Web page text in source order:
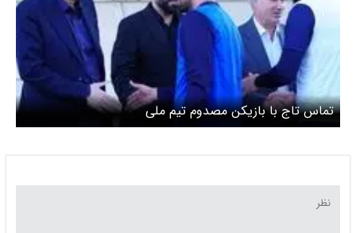
تماس تاج با بازیکن مصدوم تیم ملی